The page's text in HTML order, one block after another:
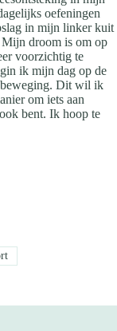
oefeningen
in mijn linker kuit
droom is om op
voorzichtig te
ik mijn dag op de
beweging. Dit wil ik
om iets aan
bent. Ik hoop te